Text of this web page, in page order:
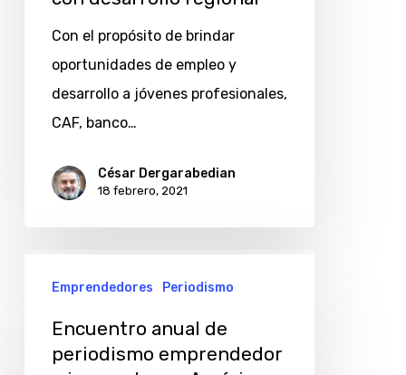
Con el propósito de brindar
oportunidades de empleo y
desarrollo a jóvenes profesionales,
CAF, banco…
César Dergarabedian
18 febrero, 2021
anual
periodismo
Emprendedores Periodismo
Encuentro anual de
periodismo emprendedor